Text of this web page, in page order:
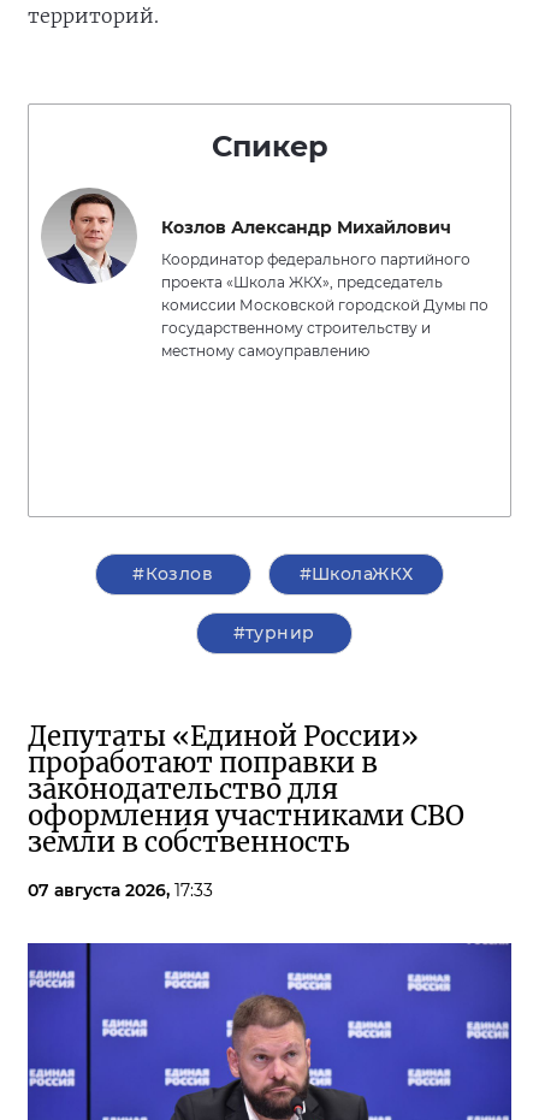
территорий.
Спикер
Козлов Александр Михайлович
Координатор федерального партийного
проекта «Школа ЖКХ», председатель
комиссии Московской городской Думы по
государственному строительству и
местному самоуправлению
#Козлов #ШколаЖКХ
#турнир
Депутаты «Единой России»
проработают поправки в
законодательство для
оформления участниками СВО
земли в собственность
07 августа 2026, 17:33